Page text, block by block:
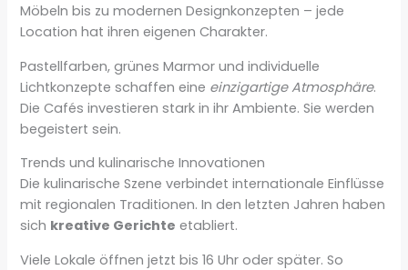
Möbeln bis zu modernen Designkonzepten – jede
Location hat ihren eigenen Charakter.
Pastellfarben, grünes Marmor und individuelle
Lichtkonzepte schaffen eine einzigartige Atmosphäre.
Die Cafés investieren stark in ihr Ambiente. Sie werden
begeistert sein.
Trends und kulinarische Innovationen
Die kulinarische Szene verbindet internationale Einflüsse
mit regionalen Traditionen. In den letzten Jahren haben
sich kreative Gerichte etabliert.
Viele Lokale öffnen jetzt bis 16 Uhr oder später. So